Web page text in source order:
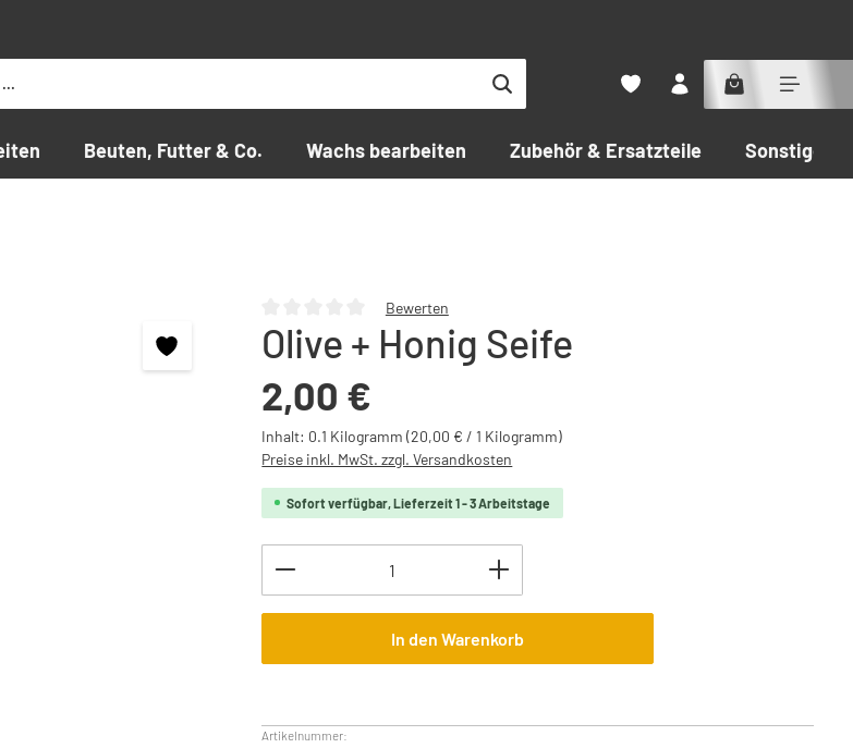
Beuten, Futter & Co. Wachs bearbeiten Zubehör & Ersatzteile Sonstiges
Durchschnittliche Bewertung von 0 von 5 Sternen
Bewerten
Olive + Honig Seife
2,00 €
Inhalt: 0.1 Kilogramm(20,00 € / 1 Kilogramm)
Preise inkl. MwSt. zzgl. Versandkosten
Sofort verfügbar, Lieferzeit 1 - 3 Arbeitstage
Produkt Anzahl: Gib den gewünschten Wert ein
In den Warenkorb
Artikelnummer: